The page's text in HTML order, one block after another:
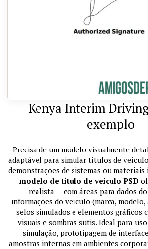
Kenya Interim
exemplo
Precisa de um modelo visualmente
adaptável para simular títulos de
demonstrações de sistemas ou
modelo de título de veículo PSD
realista — com áreas para dados
informações do veículo (marca, modelo,
selos simulados e elementos gráficos
visuais e sombras sutis. Ideal para
simulação, prototipagem de
amostras internas em ambientes